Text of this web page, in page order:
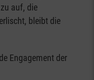
auf, die
bleibt die
Engagement der